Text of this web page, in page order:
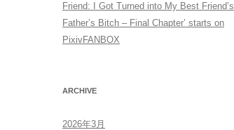
Friend: I Got Turned into My Best Friend’s
Father’s Bitch – Final Chapter’ starts on
PixivFANBOX
ARCHIVE
2026年3月